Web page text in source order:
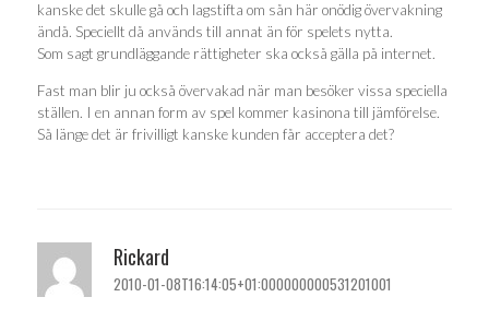
kanske det skulle gå och lagstifta om sån här onödig övervakning
ändå. Speciellt då används till annat än för spelets nytta.
Som sagt grundläggande rättigheter ska också gälla på internet.
Fast man blir ju också övervakad när man besöker vissa speciella
ställen. I en annan form av spel kommer kasinona till jämförelse.
Så länge det är frivilligt kanske kunden får acceptera det?
Rickard
2010-01-08T16:14:05+01:000000000531201001